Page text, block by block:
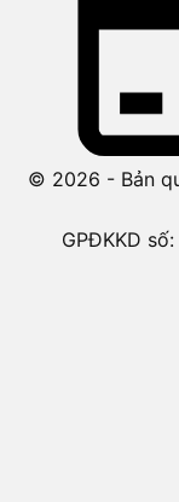
© 2026 - Bản
GPĐKKD